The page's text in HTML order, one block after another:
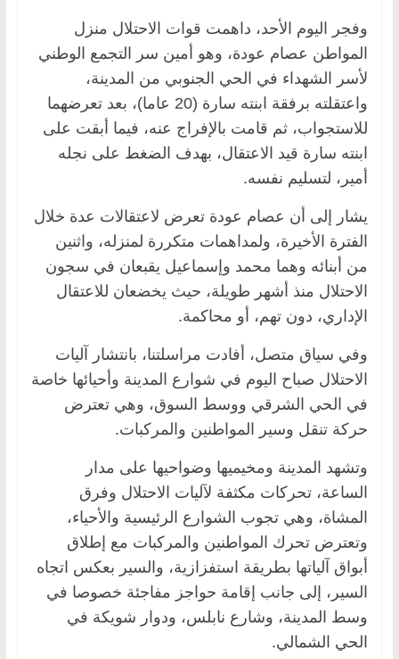
وفجر اليوم الأحد، داهمت قوات الاحتلال منزل
المواطن عصام عودة، وهو أمين سر التجمع الوطني
لأسر الشهداء في الحي الجنوبي من المدينة،
واعتقلته برفقة ابنته سارة (20 عاما)، بعد تعرضهما
للاستجواب، ثم قامت بالإفراج عنه، فيما أبقت على
ابنته سارة قيد الاعتقال، بهدف الضغط على نجله
أمير، لتسليم نفسه.
يشار إلى أن عصام عودة تعرض لاعتقالات عدة خلال
الفترة الأخيرة، ولمداهمات متكررة لمنزله، واثنين
من أبنائه وهما محمد وإسماعيل يقبعان في سجون
الاحتلال منذ أشهر طويلة، حيث يخضعان للاعتقال
الإداري، دون تهم، أو محاكمة.
وفي سياق متصل، أفادت مراسلتنا، بانتشار آليات
الاحتلال صباح اليوم في شوارع المدينة وأحيائها خاصة
في الحي الشرقي ووسط السوق، وهي تعترض
حركة تنقل وسير المواطنين والمركبات.
وتشهد المدينة ومخيميها وضواحيها على مدار
الساعة، تحركات مكثفة لآليات الاحتلال وفرق
المشاة، وهي تجوب الشوارع الرئيسية والأحياء،
وتعترض تحرك المواطنين والمركبات مع إطلاق
أبواق آلياتها بطريقة استفزازية، والسير بعكس اتجاه
السير، إلى جانب إقامة حواجز مفاجئة خصوصا في
وسط المدينة، وشارع نابلس، ودوار شويكة في
الحي الشمالي.